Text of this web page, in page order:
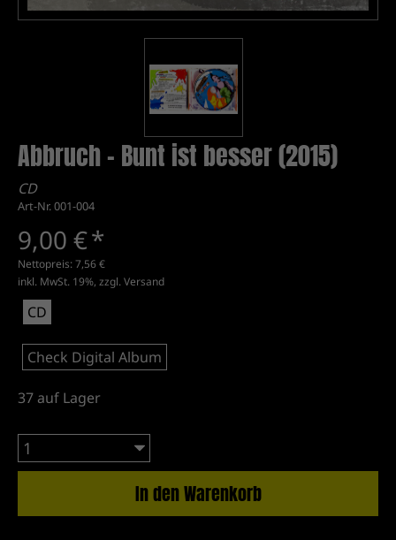
Abbruch - Bunt ist besser (2015)
CD
Art-Nr. 001-004
9,00 €*
Nettopreis:7,56 €
inkl. MwSt. 19%, zzgl.Versand
CD
Check Digital Album
37 auf Lager
In den Warenkorb